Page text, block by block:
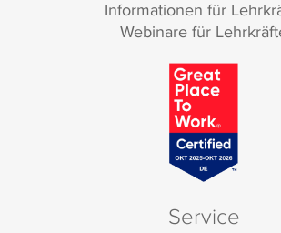
Informationen für
Webinare für
Service